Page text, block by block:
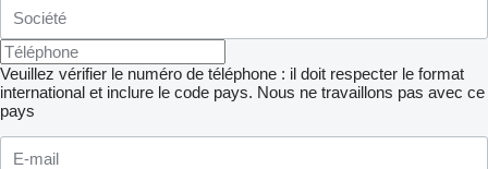
Veuillez vérifier le numéro de téléphone : il doit respecter le format
international et inclure le code pays. Nous ne travaillons pas avec ce
pays